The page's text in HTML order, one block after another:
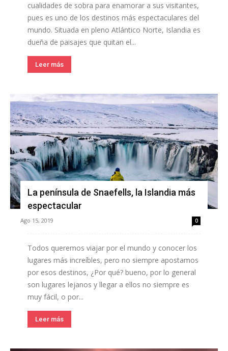
cualidades de sobra para enamorar a sus visitantes,
pues es uno de los destinos más espectaculares del
mundo. Situada en pleno Atlántico Norte, Islandia es
dueña de paisajes que quitan el...
Leer más
La península de Snaefells, la Islandia más
espectacular
Ago 15, 2019 0
Todos queremos viajar por el mundo y conocer los
lugares más increíbles, pero no siempre apostamos
por esos destinos, ¿Por qué? bueno, por lo general
son lugares lejanos y llegar a ellos no siempre es
muy fácil, o por...
Leer más